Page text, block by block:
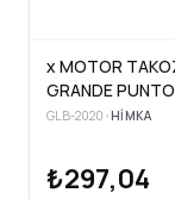
x MOTOR
GRANDE
MTJD-CORSA D
GLB-2020 •HIMKA
₺297,04